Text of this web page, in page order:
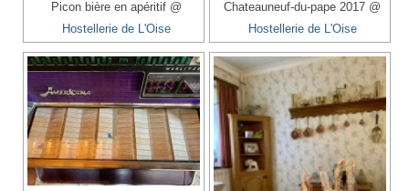
Picon bière en apéritif @
Hostellerie de L'Oise
Chateauneuf-du-pape 2017 @
Hostellerie de L'Oise